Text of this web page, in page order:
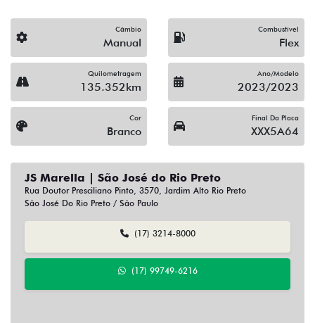
Câmbio
Manual
Combustível
Flex
Quilometragem
135.352km
Ano/Modelo
2023/2023
Cor
Branco
Final Da Placa
XXX5A64
JS Marella | São José do Rio Preto
Rua Doutor Presciliano Pinto, 3570, Jardim Alto Rio Preto
São José Do Rio Preto / São Paulo
(17) 3214-8000
(17) 99749-6216